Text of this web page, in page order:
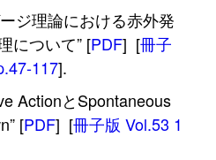
ジ理論における赤外発
について” [PDF] [冊子
117].
ActionとSpontaneous
[PDF] [冊子版 Vol.53 1